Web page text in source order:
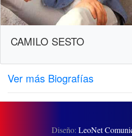
CAMILO SESTO
Ver más Biografías
Diseño: LeoNet